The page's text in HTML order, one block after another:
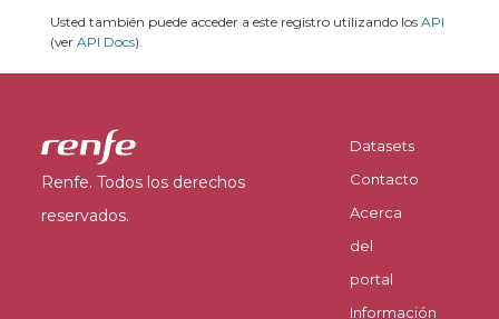
Usted también puede acceder a este registro utilizando los API
(ver API Docs).
Renfe. Todos los derechos
reservados.
Datasets
Contacto
Acerca
del
portal
Información